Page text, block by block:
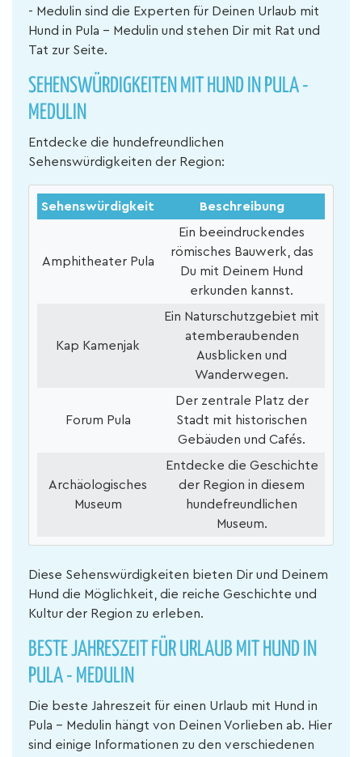
- Medulin sind die Experten für Deinen Urlaub mit
Hund in Pula - Medulin und stehen Dir mit Rat und
Tat zur Seite.
SEHENSWÜRDIGKEITEN MIT HUND IN PULA -
MEDULIN
Entdecke die hundefreundlichen
Sehenswürdigkeiten der Region:
Sehenswürdigkeit Beschreibung
Amphitheater Pula
Ein beeindruckendes
römisches Bauwerk, das
Du mit Deinem Hund
erkunden kannst.
Kap Kamenjak
Ein Naturschutzgebiet mit
atemberaubenden
Ausblicken und
Wanderwegen.
Forum Pula
Der zentrale Platz der
Stadt mit historischen
Gebäuden und Cafés.
Archäologisches
Museum
Entdecke die Geschichte
der Region in diesem
hundefreundlichen
Museum.
Diese Sehenswürdigkeiten bieten Dir und Deinem
Hund die Möglichkeit, die reiche Geschichte und
Kultur der Region zu erleben.
BESTE JAHRESZEIT FÜR URLAUB MIT HUND IN
PULA - MEDULIN
Die beste Jahreszeit für einen Urlaub mit Hund in
Pula - Medulin hängt von Deinen Vorlieben ab. Hier
sind einige Informationen zu den verschiedenen